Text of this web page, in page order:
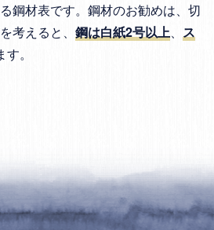
鋼材表です。鋼材のお勧めは、切
考えると、 鋼は白紙2号以上、 ス
。